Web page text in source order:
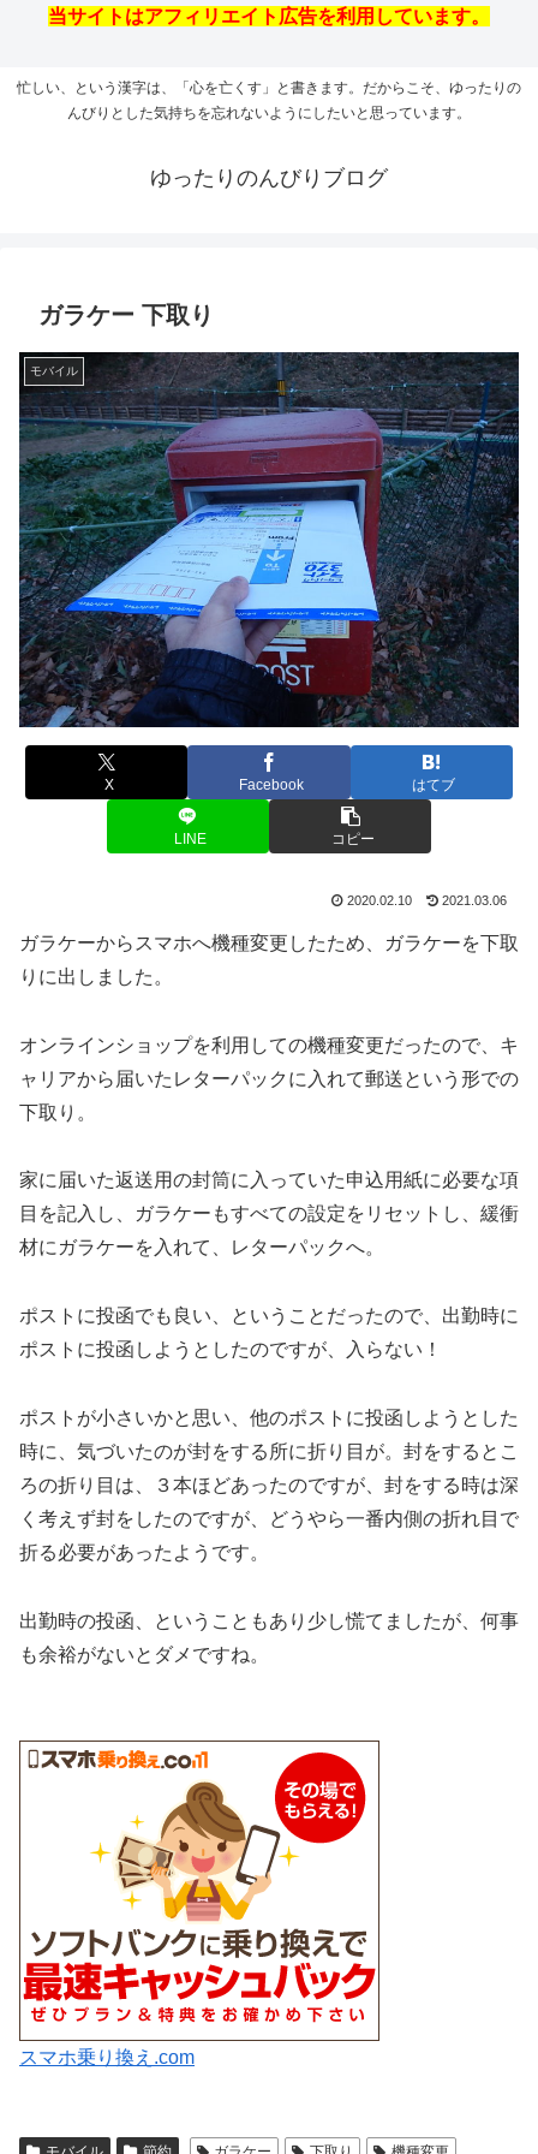
当サイトはアフィリエイト広告を利用しています。
忙しい、という漢字は、「心を亡くす」と書きます。だからこそ、ゆったりの
んびりとした気持ちを忘れないようにしたいと思っています。
ゆったりのんびりブログ
ガラケー 下取り
モバイル
X Facebook はてブ
LINE コピー
2020.02.10 2021.03.06
ガラケーからスマホへ機種変更したため、ガラケーを下取
りに出しました。
オンラインショップを利用しての機種変更だったので、キ
ャリアから届いたレターパックに入れて郵送という形での
下取り。
家に届いた返送用の封筒に入っていた申込用紙に必要な項
目を記入し、ガラケーもすべての設定をリセットし、緩衝
材にガラケーを入れて、レターパックへ。
ポストに投函でも良い、ということだったので、出勤時に
ポストに投函しようとしたのですが、入らない！
ポストが小さいかと思い、他のポストに投函しようとした
時に、気づいたのが封をする所に折り目が。封をするとこ
ろの折り目は、３本ほどあったのですが、封をする時は深
く考えず封をしたのですが、どうやら一番内側の折れ目で
折る必要があったようです。
出勤時の投函、ということもあり少し慌てましたが、何事
も余裕がないとダメですね。
スマホ乗り換え.com